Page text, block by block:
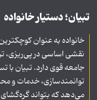
تبیان؛ دستیار خانواده
خانواده به عنوان
نقشی اساسی در پی‌ریزی،
جامعه قوی دارد. تبیان با
توانمندسازی، خدمات و
می‌دهد که بتواند